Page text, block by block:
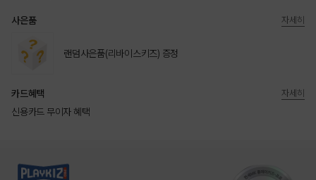
사은품
랜덤사은품(리바이스키즈) 증정
자세히
카드혜택
신용카드 무이자 혜택
자세히